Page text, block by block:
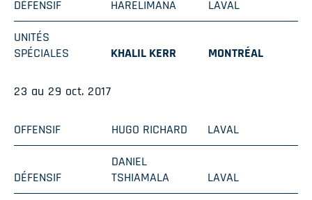
DÉFENSIF
HARELIMANA
LAVAL
UNITÉS
SPÉCIALES
KHALIL KERR MONTRÉAL
23 au 29 oct. 2017
OFFENSIF HUGO RICHARD LAVAL
DÉFENSIF
DANIEL
TSHIAMALA
LAVAL